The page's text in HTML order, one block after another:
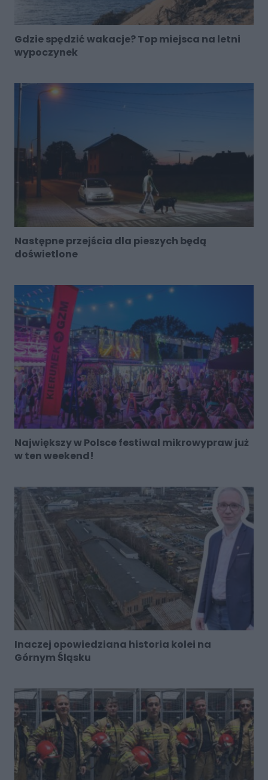
Gdzie spędzić wakacje? Top miejsca na letni
wypoczynek
Następne przejścia dla pieszych będą
doświetlone
Największy w Polsce festiwal mikrowypraw już
w ten weekend!
Inaczej opowiedziana historia kolei na
Górnym Śląsku